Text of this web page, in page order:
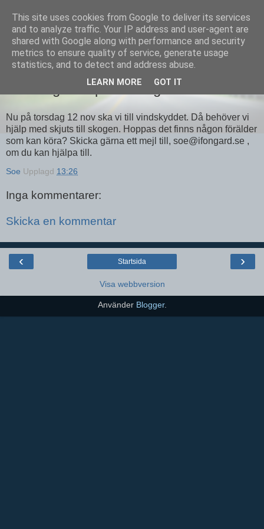
Equmenia i Harbo
Scoutlägerbål på torsdag
Nu på torsdag 12 nov ska vi till vindskyddet. Då behöver vi
hjälp med skjuts till skogen. Hoppas det finns någon förälder
som kan köra? Skicka gärna ett mejl till, soe@ifongard.se ,
om du kan hjälpa till.
Soe Upplagd 13:26
Inga kommentarer:
Skicka en kommentar
‹ ›
Startsida
Visa webbversion
Använder Blogger.
This site uses cookies from Google to deliver its services
and to analyze traffic. Your IP address and user-agent are
shared with Google along with performance and security
metrics to ensure quality of service, generate usage
statistics, and to detect and address abuse.
LEARN MORE GOT IT